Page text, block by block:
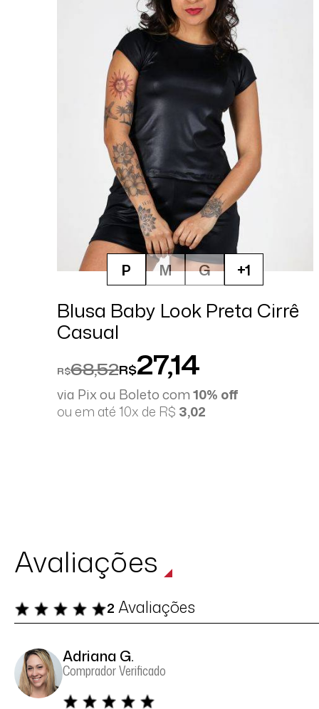
P M G +1
Blusa Baby Look Preta Cirrê
Casual
R$68,52R$27,14
via Pix ou Boleto com10% off
ou em até 10x de R$ 3,02
Avaliações
2 Avaliações
Adriana G.
Comprador Verificado